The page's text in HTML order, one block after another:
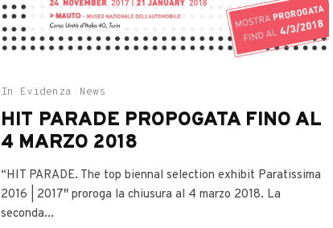
In Evidenza News
HIT PARADE PROPOGATA FINO AL
4 MARZO 2018
“HIT PARADE. The top biennal selection exhibit Paratissima
2016 | 2017″ proroga la chiusura al 4 marzo 2018. La
seconda...